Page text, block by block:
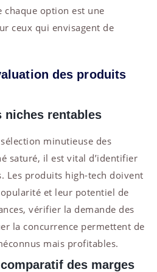
chaque option est une
ceux qui envisagent de
des produits
niches rentables
minutieuse des
saturé, il est vital d’identifier
Les produits high-tech doivent
et leur potentiel de
vérifier la demande des
la concurrence permettent de
mais profitables.
des marges